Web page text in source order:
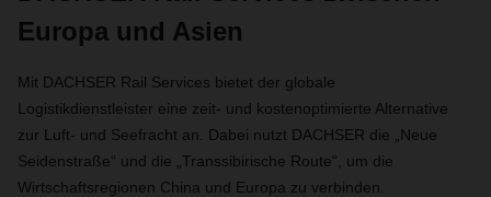
Europa und Asien
Mit DACHSER Rail Services bietet der globale
Logistikdienstleister eine zeit- und kostenoptimierte Alternative
zur Luft- und Seefracht an. Dabei nutzt DACHSER die „Neue
Seidenstraße“ und die „Transsibirische Route“, um die
Wirtschaftsregionen China und Europa zu verbinden.